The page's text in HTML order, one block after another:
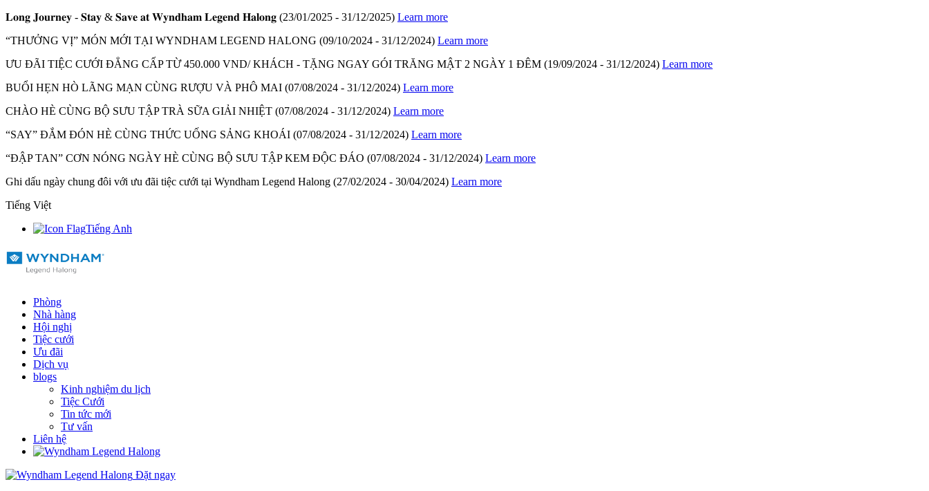
𝐋𝐨𝐧𝐠 𝐉𝐨𝐮𝐫𝐧𝐞𝐲 - 𝐒𝐭𝐚𝐲 & 𝐒𝐚𝐯𝐞 𝐚𝐭 𝐖𝐲𝐧𝐝𝐡𝐚𝐦 𝐋𝐞𝐠𝐞𝐧𝐝 𝐇𝐚𝐥𝐨𝐧𝐠 (23/01/2025 - 31/12/2025) Learn more
“THƯỞNG VỊ” MÓN MỚI TẠI WYNDHAM LEGEND HALONG (09/10/2024 - 31/12/2024) Learn more
ƯU ĐÃI TIỆC CƯỚI ĐẲNG CẤP TỪ 450.000 VND/ KHÁCH - TẶNG NGAY GÓI TRĂNG MẬT 2 NGÀY 1 ĐÊM (19/09/2024 - 31/12/2024) Learn more
BUỔI HẸN HÒ LÃNG MẠN CÙNG RƯỢU VÀ PHÔ MAI (07/08/2024 - 31/12/2024) Learn more
CHÀO HÈ CÙNG BỘ SƯU TẬP TRÀ SỮA GIẢI NHIỆT (07/08/2024 - 31/12/2024) Learn more
“SAY” ĐẮM ĐÓN HÈ CÙNG THỨC UỐNG SẢNG KHOÁI (07/08/2024 - 31/12/2024) Learn more
“ĐẬP TAN” CƠN NÓNG NGÀY HÈ CÙNG BỘ SƯU TẬP KEM ĐỘC ĐÁO (07/08/2024 - 31/12/2024) Learn more
Ghi dấu ngày chung đôi với ưu đãi tiệc cưới tại Wyndham Legend Halong (27/02/2024 - 30/04/2024) Learn more
Tiếng Việt
Tiếng Anh
Phòng
Nhà hàng
Hội nghị
Tiệc cưới
Ưu đãi
Dịch vụ
blogs
Kinh nghiệm du lịch
Tiệc Cưới
Tin tức mới
Tư vấn
Liên hệ
Đặt ngay